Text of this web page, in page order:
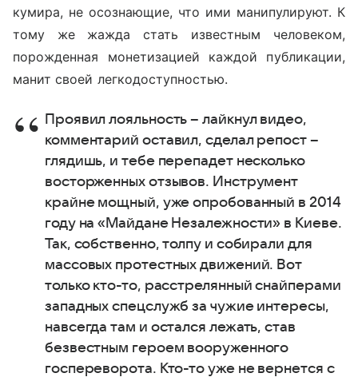
кумира, не осознающие, что ими манипулируют. К
тому же жажда стать известным человеком,
порожденная монетизацией каждой публикации,
манит своей легкодоступностью.
Проявил лояльность – лайкнул видео,
комментарий оставил, сделал репост –
глядишь, и тебе перепадет несколько
восторженных отзывов. Инструмент
крайне мощный, уже опробованный в 2014
году на «Майдане Незалежности» в Киеве.
Так, собственно, толпу и собирали для
массовых протестных движений. Вот
только кто-то, расстрелянный снайперами
западных спецслужб за чужие интересы,
навсегда там и остался лежать, став
безвестным героем вооруженного
госпереворота. Кто-то уже не вернется с